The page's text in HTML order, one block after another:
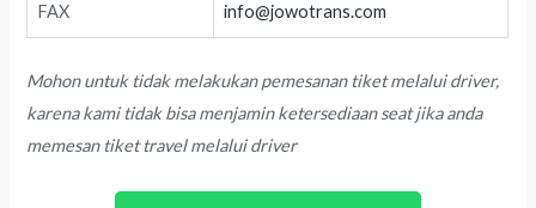
FAX info@jowotrans.com
Mohon untuk tidak melakukan pemesanan tiket melalui driver,
karena kami tidak bisa menjamin ketersediaan seat jika anda
memesan tiket travel melalui driver